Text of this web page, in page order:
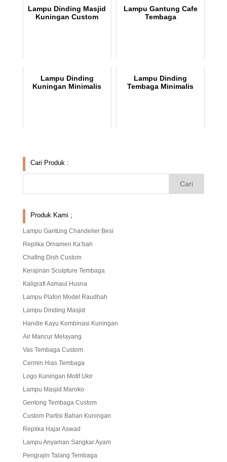
Lampu Dinding Masjid
Kuningan Custom
Lampu Gantung Cafe
Tembaga
Lampu Dinding
Kuningan Minimalis
Lampu Dinding
Tembaga Minimalis
Cari Produk :
Produk Kami ;
Lampu Gantung Chandelier Besi
Replika Ornamen Ka’bah
Chafing Dish Custom
Kerajinan Sculpture Tembaga
Kaligrafi Asmaul Husna
Lampu Plafon Model Raudhah
Lampu Dinding Masjid
Handle Kayu Kombinasi Kuningan
Air Mancur Melayang
Vas Tembaga Custom
Cermin Hias Tembaga
Logo Kuningan Motif Ukir
Lampu Masjid Maroko
Gentong Tembaga Custom
Custom Partisi Bahan Kuningan
Replika Hajar Aswad
Lampu Anyaman Sangkar Ayam
Pengrajin Talang Tembaga